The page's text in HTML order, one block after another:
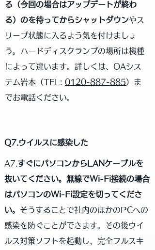
る（今回の場合はアップデートが終わ
る）のを待ってからシャットダウンやス
リープ状態に入るよう気を付けましょ
う。ハードディスクランプの場所は機種
によって違います。詳しくは、OAシス
テム岩本（TEL: 0120-887-885）ま
でお電話ください。
Q7.ウイルスに感染した
A7. すぐにパソコンからLANケーブルを
抜いてください。無線でWi-Fi接続の場合
はパソコンのWi-Fi設定を切ってくださ
い。 そうすることで社内のほかのPCへの
感染を防ぐことができます。その後ウイ
ルス対策ソフトを起動し、完全フルスキ